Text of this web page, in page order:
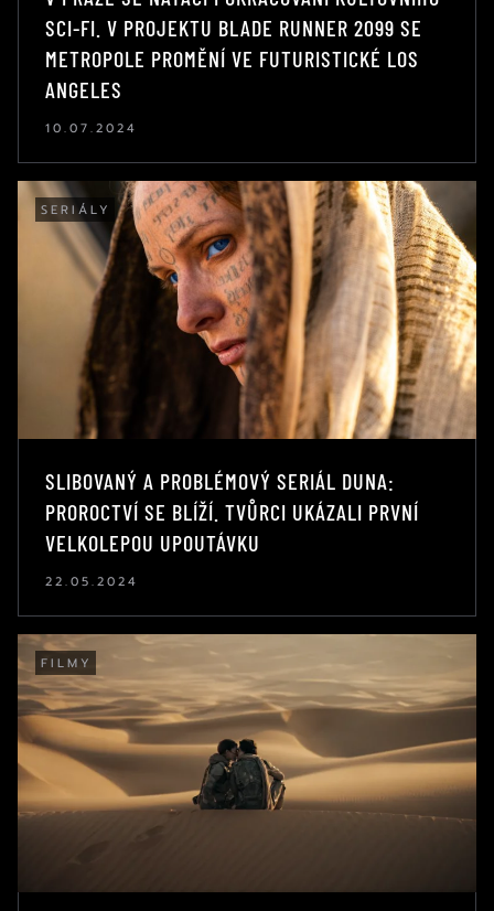
SCI-FI. V PROJEKTU BLADE RUNNER 2099 SE
METROPOLE PROMĚNÍ VE FUTURISTICKÉ LOS
ANGELES
10.07.2024
SERIÁLY
SLIBOVANÝ A PROBLÉMOVÝ SERIÁL DUNA:
PROROCTVÍ SE BLÍŽÍ. TVŮRCI UKÁZALI PRVNÍ
VELKOLEPOU UPOUTÁVKU
22.05.2024
FILMY